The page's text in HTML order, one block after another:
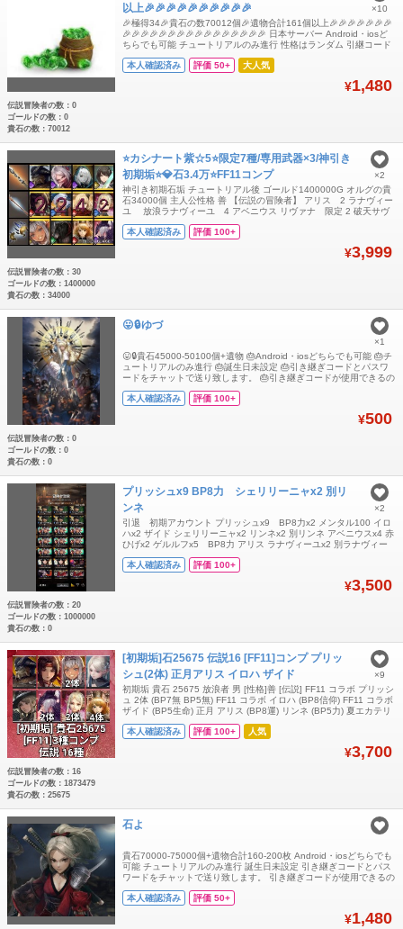
以上🎉🎉🎉🎉🎉🎉🎉🎉🎉🎉
🎉極得34🎉貴石の数70012個🎉遺物合計161個以上🎉🎉🎉🎉🎉🎉🎉
🎉🎉🎉🎉🎉🎉🎉🎉🎉🎉🎉🎉🎉🎉🎉🎉 日本サーバー Android・iosど
ちらでも可能 チュートリアルのみ進行 性格はランダム 引継コード
す。 引き継ぎコードが使用できるのは1回のみです。トラブル防止
本人確認済み 評価 50+ 大人気
¥1,480
×10
伝説冒険者の数：0
ゴールドの数：0
貴石の数：70012
⭐️カシナート紫☆5⭐️限定7種/専用武器×3/神引き
初期垢⭐️💎石3.4万⭐️FF11コンプ
神引き初期石垢 チュートリアル後 ゴールド1400000G オルグの貴
石34000個 主人公性格 善 【伝説の冒険者】 アリス 2 ラナヴィー
ユ 放浪ラナヴィーユ 4 アベニウス リヴァナ 限定 2 破天サヴ
定 2 プリッシュ 限定 ザイド 限定 (骨拾いから確定入手) エ
本人確認済み 評価 100+
¥3,999
×2
伝説冒険者の数：30
ゴールドの数：1400000
貴石の数：34000
😛🔒ゆづ
😛🔒貴石45000-50100個+遺物 🎂Android・iosどちらでも可能 🎂チ
ュートリアルのみ進行 🎂誕生日未設定 🎂引き継ぎコードとパスワ
ードをチャットで送り致します。 🎂引き継ぎコードが使用できるの
設定をお願いいたします。
本人確認済み 評価 100+
¥500
×1
伝説冒険者の数：0
ゴールドの数：0
貴石の数：0
プリッシュx9 BP8力 シェリリーニャx2 別リ
ンネ
引退 初期アカウント プリッシュx9 BP8力x2 メンタル100 イロ
ハx2 ザイド シェリリーニャx2 リンネx2 別リンネ アベニウスx4 赤
ひげx2 ゲルルフx5 BP8力 アリス ラナヴィーユx2 別ラナヴィー
素 ハインリコBP7器用 キリハBP7運 ゴッドハンド青星2 パスワー
本人確認済み 評価 100+
¥3,500
×2
伝説冒険者の数：20
ゴールドの数：1000000
貴石の数：0
[初期垢]石25675 伝説16 [FF11]コンプ プリッ
シュ(2体) 正月アリス イロハ ザイド
初期垢 貴石 25675 放浪者 男 [性格]善 [伝説] FF11 コラボ プリッシ
ュ 2体 (BP7無 BP5無) FF11 コラボ イロハ (BP8信仰) FF11 コラボ
ザイド (BP5生命) 正月 アリス (BP8運) リンネ (BP5力) 夏エカテリ
早) アルボリス (BP7力) ラナヴィーユ 4
本人確認済み 評価 100+ 人気
¥3,700
×9
伝説冒険者の数：16
ゴールドの数：1873479
貴石の数：25675
石よ
貴石70000-75000個+遺物合計160-200枚 Android・iosどちらでも
可能 チュートリアルのみ進行 誕生日未設定 引き継ぎコードとパス
ワードをチャットで送り致します。 引き継ぎコードが使用できるの
設定をお願いいたします
本人確認済み 評価 50+
¥1,480